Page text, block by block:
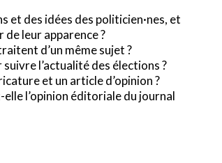
et des idées des politicien·nes, et
de leur apparence ?
d’un même sujet ?
l’actualité des élections ?
et un article d’opinion ?
l’opinion éditoriale du journal